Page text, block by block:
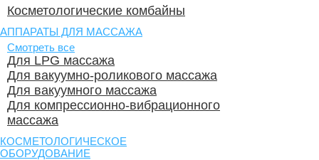
Косметологические комбайны
АППАРАТЫ ДЛЯ МАССАЖА
Смотреть все
Для LPG массажа
Для вакуумно-роликового массажа
Для вакуумного массажа
Для компрессионно-вибрационного
массажа
КОСМЕТОЛОГИЧЕСКОЕ
ОБОРУДОВАНИЕ